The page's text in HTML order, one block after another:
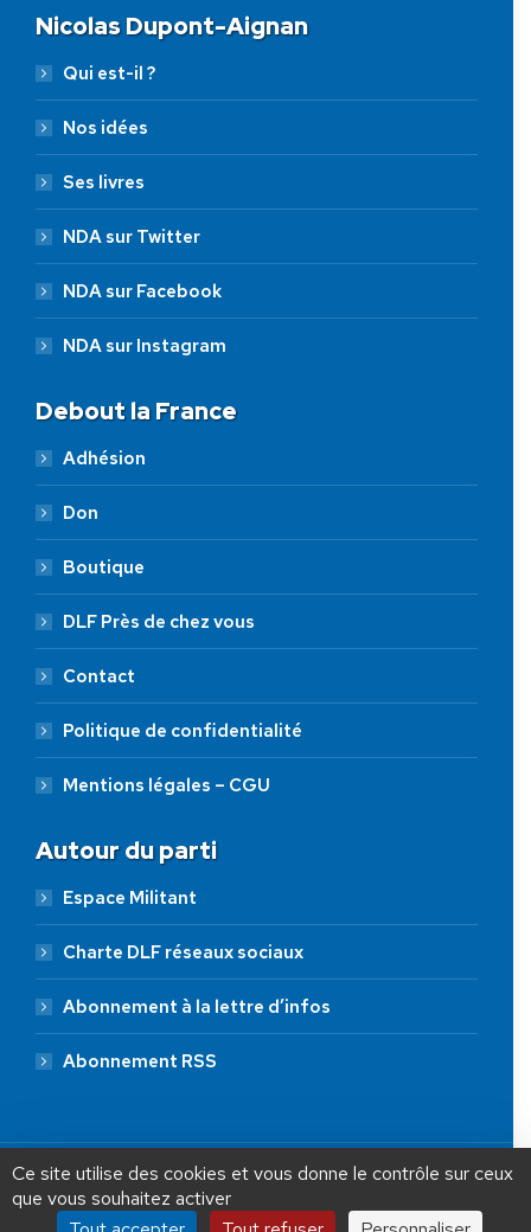
Nicolas Dupont-Aignan
Qui est-il ?
Nos idées
Ses livres
NDA sur Twitter
NDA sur Facebook
NDA sur Instagram
Debout la France
Adhésion
Don
Boutique
DLF Près de chez vous
Contact
Politique de confidentialité
Mentions légales – CGU
Autour du parti
Espace Militant
Charte DLF réseaux sociaux
Abonnement à la lettre d’infos
Abonnement RSS
JE FAIS UN DON À DLF
ADHÉSION 20 € 50 € 100 €
Ce site utilise des cookies et vous donne le contrôle sur ceux
que vous souhaitez activer